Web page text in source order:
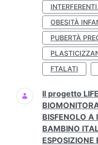
OBESITÀ
PUBERTÀ
FTALATI
Il progetto
BISFENOLO A
BAMBINO
ESPOSIZIONE